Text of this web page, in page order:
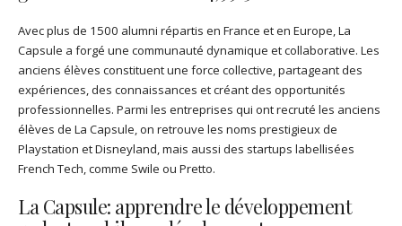
Avec plus de 1500 alumni répartis en France et en Europe, La
Capsule a forgé une communauté dynamique et collaborative. Les
anciens élèves constituent une force collective, partageant des
expériences, des connaissances et créant des opportunités
professionnelles. Parmi les entreprises qui ont recruté les anciens
élèves de La Capsule, on retrouve les noms prestigieux de
Playstation et Disneyland, mais aussi des startups labellisées
French Tech, comme Swile ou Pretto.
La Capsule: apprendre le développement